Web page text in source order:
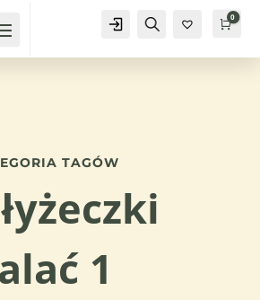
Konto Szukaj Kosz
0
TAGÓW
1